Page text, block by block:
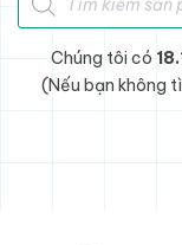
Chúng tôi có
(Nếu bạn không